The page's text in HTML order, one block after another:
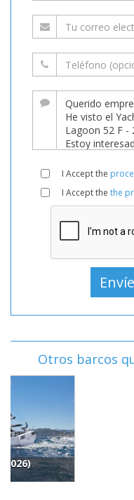
I Accept the
I Accept the the
Otros barcos
Ice Yachts 54
830.000 EUR